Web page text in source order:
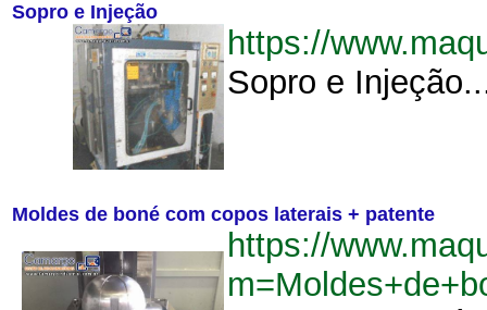
Sopro e Injeção
https://
Sopro e
Moldes de boné com copos laterais + patente
https://